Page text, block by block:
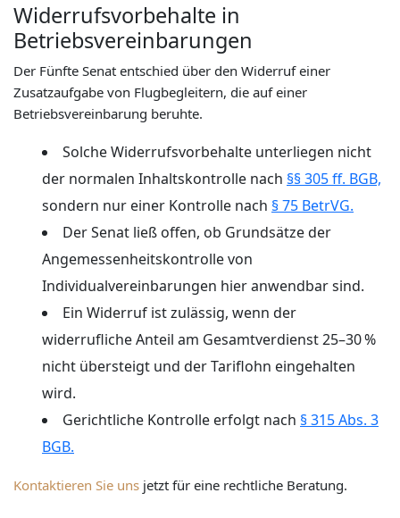
Widerrufsvorbehalte in
Betriebsvereinbarungen
Der Fünfte Senat entschied über den Widerruf einer
Zusatzaufgabe von Flugbegleitern, die auf einer
Betriebsvereinbarung beruhte.
Solche Widerrufsvorbehalte unterliegen nicht
der normalen Inhaltskontrolle nach §§ 305 ff. BGB,
sondern nur einer Kontrolle nach § 75 BetrVG.
Der Senat ließ offen, ob Grundsätze der
Angemessenheitskontrolle von
Individualvereinbarungen hier anwendbar sind.
Ein Widerruf ist zulässig, wenn der
widerrufliche Anteil am Gesamtverdienst 25–30 %
nicht übersteigt und der Tariflohn eingehalten
wird.
Gerichtliche Kontrolle erfolgt nach § 315 Abs. 3
BGB.
Kontaktieren Sie uns jetzt für eine rechtliche Beratung.